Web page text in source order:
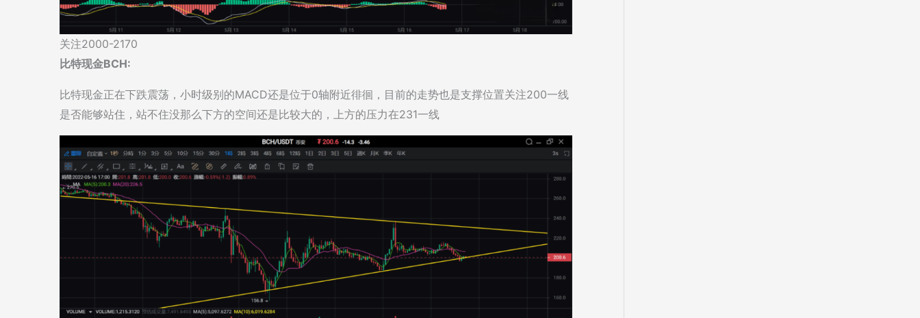
关注2000-2170
比特现金BCH:
比特现金正在下跌震荡，小时级别的MACD还是位于0轴附近徘徊，目前的走势也是支撑位置关注200一线
是否能够站住，站不住没那么下方的空间还是比较大的，上方的压力在231一线